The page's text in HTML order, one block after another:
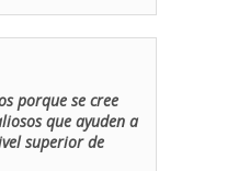
porque se cree
que ayuden a
superior de